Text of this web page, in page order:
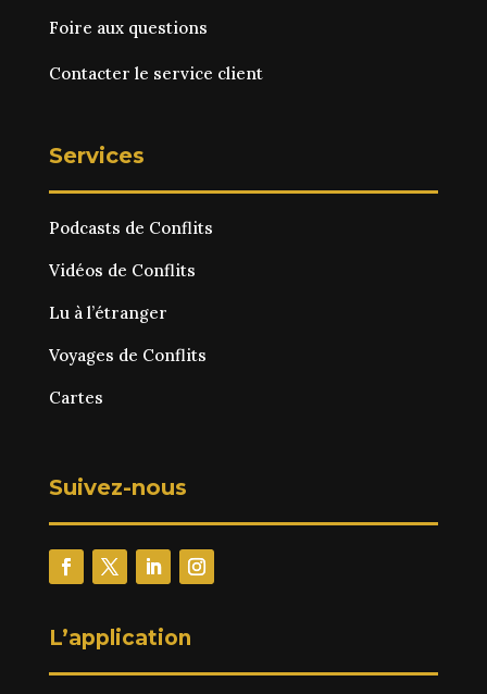
Foire aux questions
Contacter le service client
Services
Podcasts de Conflits
Vidéos de Conflits
Lu à l’étranger
Voyages de Conflits
Cartes
Suivez-nous
L’application